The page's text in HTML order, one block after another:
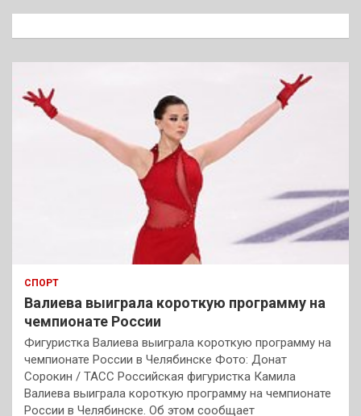
к
СПОРТ
Валиева выиграла короткую программу на
чемпионате России
Фигуристка Валиева выиграла короткую программу на
чемпионате России в Челябинске Фото: Донат
Сорокин / ТАСС Российская фигуристка Камила
Валиева выиграла короткую программу на чемпионате
России в Челябинске. Об этом сообщает